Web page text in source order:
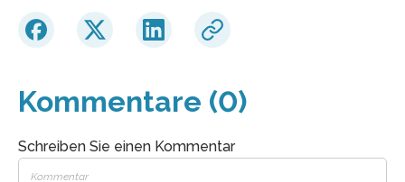
Kommentare (0)
Schreiben Sie einen Kommentar